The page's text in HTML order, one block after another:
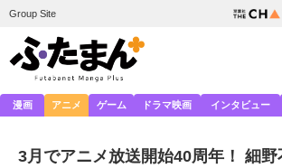
Group Site
漫画 アニメ ゲーム ドラマ映画 インタビュー
3月でアニメ放送開始40周年！ 細